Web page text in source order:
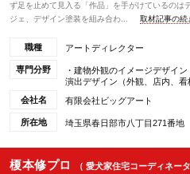
ず足を止めて見入る「作品」を手がけているのは
ジェ、デザイン塗装を組み合わ...
取材記事の
職種 アートディレクター
専門分野
・建物外観のイメージデザイ
演出デザイン（外観、店内、看
会社名
有限会社ビッグアート
所在地 埼玉県春日部市八丁目271番地
榎本修プロ
（ 愛犬家住宅コーディネータ